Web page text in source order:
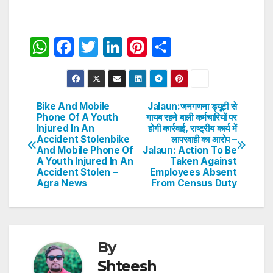
W
s
A
p
p
F
a
c
e
b
o
o
k
T
w
itt
er
Li
n
k
n
Pi
nt
er
e
st
h
ar
e
Post
navigation
Jalaun:जनगणना ड्यूटी से
गायब रहने बाली कर्मचारियों पर
होगी कार्रवाई, राष्ट्रीय कार्य में
लापरवाही का आरोप –
Jalaun: Action To Be
Taken Against
Employees Absent
From Census Duty
Bike And Mobile
Phone Of A Youth
Injured In An
Accident Stolenbike
And Mobile Phone Of
A Youth Injured In An
Accident Stolen –
Agra News
By
Shteesh